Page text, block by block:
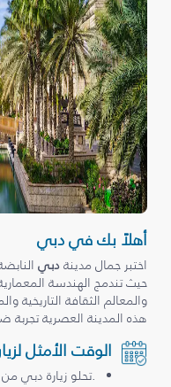
أهلاً بك في دبي
اختبر جمال مدينةدبي
حيث تندمج الهندسة
والمعالم الثقافة التاريخية
هذه المدينة العصرية تجربة
الوقت الأمثل
.تحلو زيارة دبي من